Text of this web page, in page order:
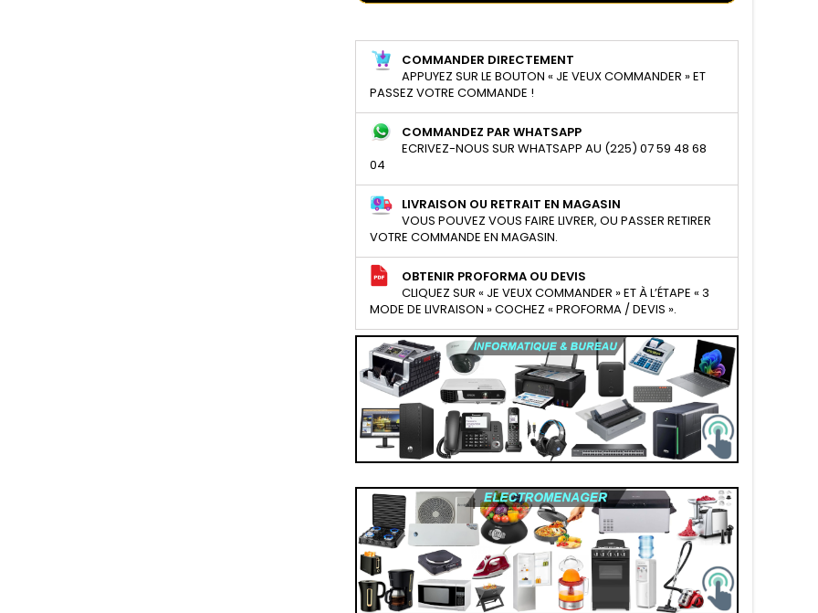
COMMANDER DIRECTEMENT
APPUYEZ SUR LE BOUTON « JE VEUX COMMANDER » ET
PASSEZ VOTRE COMMANDE !
COMMANDEZ PAR WHATSAPP
ECRIVEZ-NOUS SUR WHATSAPP AU (225) 07 59 48 68
04
LIVRAISON OU RETRAIT EN MAGASIN
VOUS POUVEZ VOUS FAIRE LIVRER, OU PASSER RETIRER
VOTRE COMMANDE EN MAGASIN.
OBTENIR PROFORMA OU DEVIS
CLIQUEZ SUR « JE VEUX COMMANDER » ET À L’ÉTAPE « 3
MODE DE LIVRAISON » COCHEZ « PROFORMA / DEVIS ».